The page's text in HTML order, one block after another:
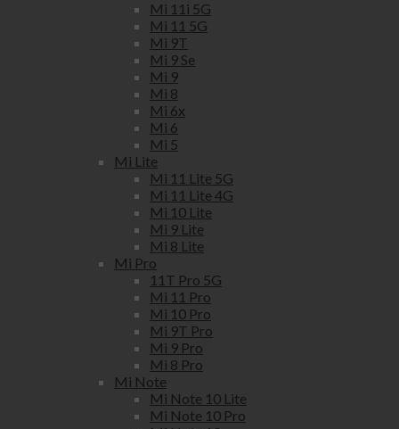
Mi 11i 5G
Mi 11 5G
Mi 9T
Mi 9 Se
Mi 9
Mi 8
Mi 6x
Mi 6
Mi 5
Mi Lite
Mi 11 Lite 5G
Mi 11 Lite 4G
Mi 10 Lite
Mi 9 Lite
Mi 8 Lite
Mi Pro
11T Pro 5G
Mi 11 Pro
Mi 10 Pro
Mi 9T Pro
Mi 9 Pro
Mi 8 Pro
Mi Note
Mi Note 10 Lite
Mi Note 10 Pro